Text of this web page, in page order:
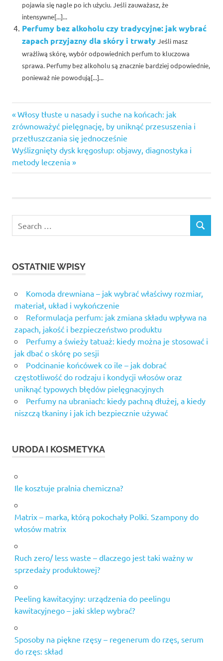
pojawia się nagle po ich użyciu. Jeśli zauważasz, że
intensywne[...]...
Perfumy bez alkoholu czy tradycyjne: jak wybrać
zapach przyjazny dla skóry i trwały Jeśli masz
wrażliwą skórę, wybór odpowiednich perfum to kluczowa
sprawa. Perfumy bez alkoholu są znacznie bardziej odpowiednie,
ponieważ nie powodują[...]...
Nawigacja
wpisu
Previous
Post:
Włosy tłuste u nasady i suche na końcach: jak
zrównoważyć pielęgnację, by uniknąć przesuszenia i
przetłuszczania się jednocześnie
Next
Post:
Wyślizgnięty dysk kręgosłup: objawy, diagnostyka i
metody leczenia
OSTATNIE WPISY
Komoda drewniana – jak wybrać właściwy rozmiar,
materiał, układ i wykończenie
Reformulacja perfum: jak zmiana składu wpływa na
zapach, jakość i bezpieczeństwo produktu
Perfumy a świeży tatuaż: kiedy można je stosować i
jak dbać o skórę po sesji
Podcinanie końcówek co ile – jak dobrać
częstotliwość do rodzaju i kondycji włosów oraz
uniknąć typowych błędów pielęgnacyjnych
Perfumy na ubraniach: kiedy pachną dłużej, a kiedy
niszczą tkaniny i jak ich bezpiecznie używać
URODA I KOSMETYKA
Ile kosztuje pralnia chemiczna?
Matrix – marka, którą pokochały Polki. Szampony do
włosów matrix
Ruch zero/ less waste – dlaczego jest taki ważny w
sprzedaży produktowej?
Peeling kawitacyjny: urządzenia do peelingu
kawitacyjnego – jaki sklep wybrać?
Sposoby na piękne rzęsy – regenerum do rzęs, serum
do rzęs: skład